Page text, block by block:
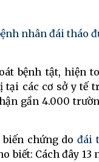
nhân đái tháo
bệnh tật, hiện
tại các cơ sở y tế
gần 4.000
chứng do đái
biết: Cách đây 13